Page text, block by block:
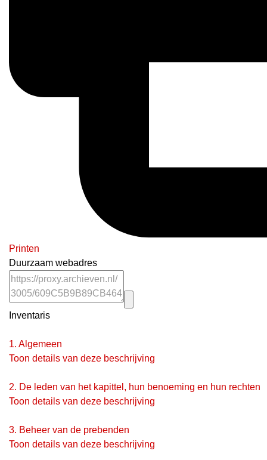
Printen
Duurzaam webadres
Inventaris
1. Algemeen
Toon details van deze beschrijving
2. De leden van het kapittel, hun benoeming en hun rechten
Toon details van deze beschrijving
3. Beheer van de prebenden
Toon details van deze beschrijving